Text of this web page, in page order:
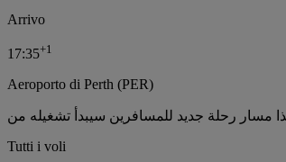
Arrivo
17:35+1
Aeroporto di Perth (PER)
Tutti i voli